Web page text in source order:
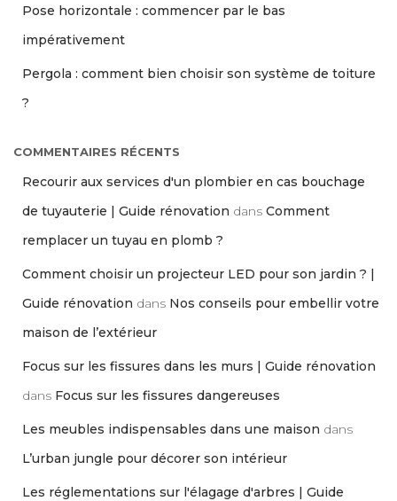
Pose horizontale : commencer par le bas
impérativement
Pergola : comment bien choisir son système de toiture
?
COMMENTAIRES RÉCENTS
Recourir aux services d'un plombier en cas bouchage
de tuyauterie | Guide rénovation dans Comment
remplacer un tuyau en plomb ?
Comment choisir un projecteur LED pour son jardin ? |
Guide rénovation dans Nos conseils pour embellir votre
maison de l’extérieur
Focus sur les fissures dans les murs | Guide rénovation
dans Focus sur les fissures dangereuses
Les meubles indispensables dans une maison dans
L’urban jungle pour décorer son intérieur
Les réglementations sur l'élagage d'arbres | Guide